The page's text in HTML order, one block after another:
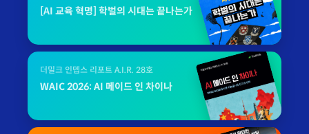
[AI 교육 혁명] 학벌의 시대는 끝나는가
더밀크 인뎁스 리포트 A.I.R. 28호
WAIC 2026: AI 메이드 인 차이나